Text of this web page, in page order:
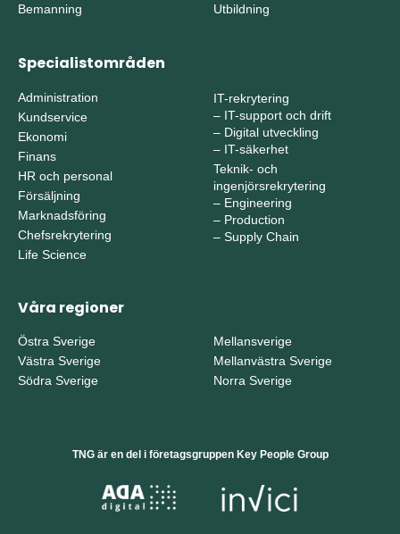
Bemanning
Utbildning
Specialistområden
Administration
Kundservice
Ekonomi
Finans
HR och personal
Försäljning
Marknadsföring
Chefsrekrytering
Life Science
IT-rekrytering
– IT-support och drift
– Digital utveckling
– IT-säkerhet
Teknik- och
ingenjörsrekrytering
– Engineering
– Production
– Supply Chain
Våra regioner
Östra Sverige
Västra Sverige
Södra Sverige
Mellansverige
Mellanvästra Sverige
Norra Sverige
TNG är en del i företagsgruppen Key People Group